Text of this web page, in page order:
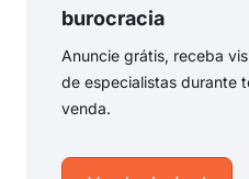
burocracia
Anuncie grátis, receba
de especialistas durante
venda.